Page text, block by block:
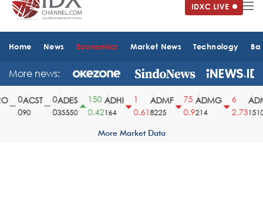
Home News Economics Market News Technology
More news:
ACST
90
ADES
35550
150
0.42
ADHI
164
0.61
ADMF
8225
75
0.9
ADMG
214
2.731510
More Market Data